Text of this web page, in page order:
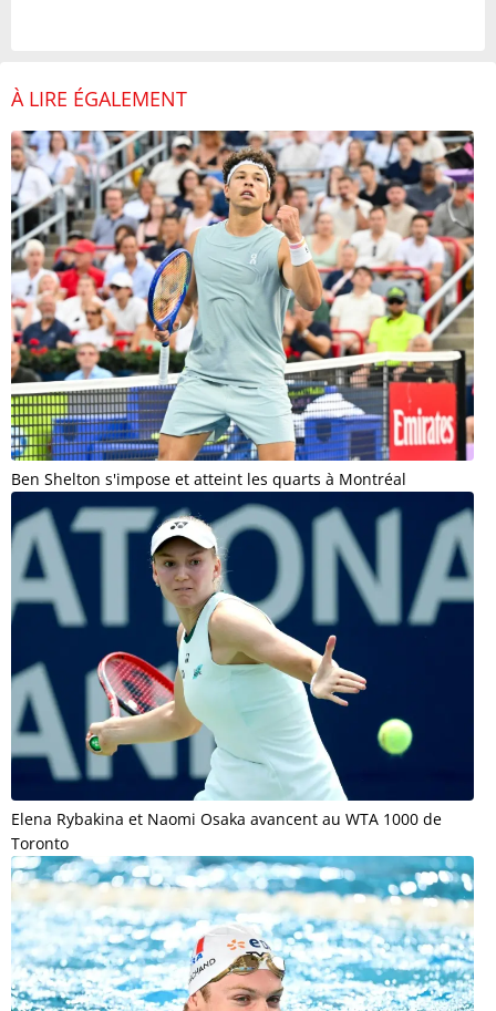
À LIRE ÉGALEMENT
Ben Shelton s'impose et atteint les quarts à Montréal
Elena Rybakina et Naomi Osaka avancent au WTA 1000 de
Toronto